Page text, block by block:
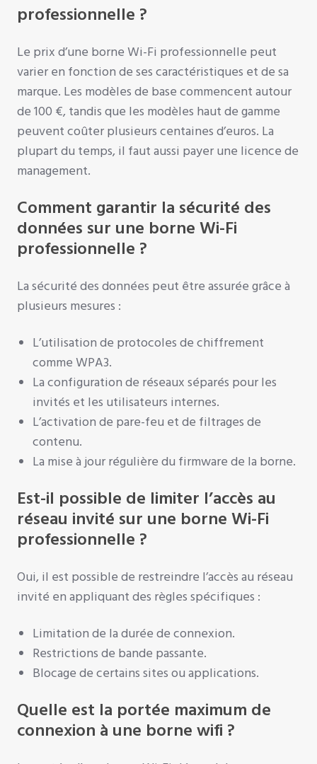
professionnelle ?
Le prix d’une borne Wi-Fi professionnelle peut
varier en fonction de ses caractéristiques et de sa
marque. Les modèles de base commencent autour
de 100 €, tandis que les modèles haut de gamme
peuvent coûter plusieurs centaines d’euros. La
plupart du temps, il faut aussi payer une licence de
management.
Comment garantir la sécurité des
données sur une borne Wi-Fi
professionnelle ?
La sécurité des données peut être assurée grâce à
plusieurs mesures :
L’utilisation de protocoles de chiffrement
comme WPA3.
La configuration de réseaux séparés pour les
invités et les utilisateurs internes.
L’activation de pare-feu et de filtrages de
contenu.
La mise à jour régulière du firmware de la borne.
Est-il possible de limiter l’accès au
réseau invité sur une borne Wi-Fi
professionnelle ?
Oui, il est possible de restreindre l’accès au réseau
invité en appliquant des règles spécifiques :
Limitation de la durée de connexion.
Restrictions de bande passante.
Blocage de certains sites ou applications.
Quelle est la portée maximum de
connexion à une borne wifi ?